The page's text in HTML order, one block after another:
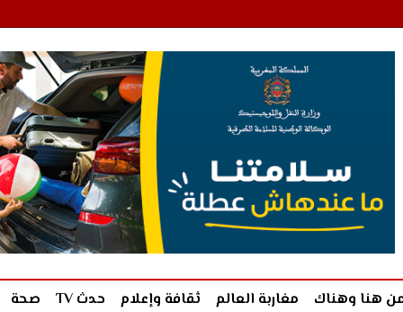
هنا وهناك مغاربة العالم ثقافة وإعلام حدث TV صحة